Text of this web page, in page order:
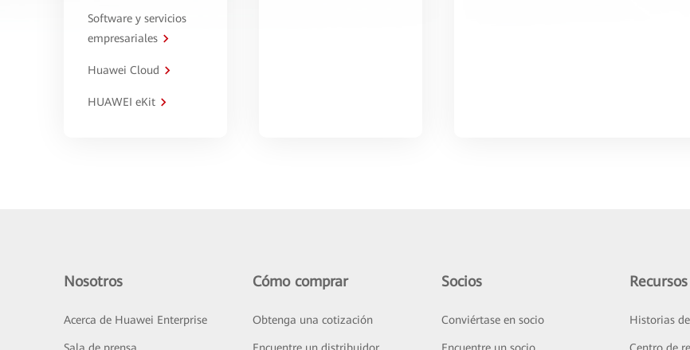
Software y servicios
empresariales
Huawei Cloud
HUAWEI eKit
Nosotros
Acerca de Huawei Enterprise
Cómo comprar
Obtenga una cotización
Socios
Conviértase en socio
Recursos
Historias